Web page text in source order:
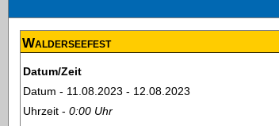
Walderseefest
Datum/Zeit
Datum - 11.08.2023 - 12.08.2023
Uhrzeit -0:00 Uhr